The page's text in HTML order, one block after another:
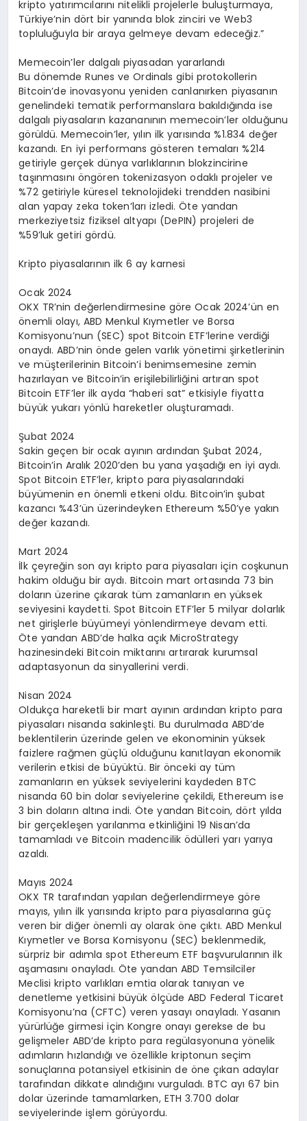
kripto yatırımcılarını nitelikli projelerle buluşturmaya,
Türkiye’nin dört bir yanında blok zinciri ve Web3
topluluğuyla bir araya gelmeye devam edeceğiz.”
Memecoin’ler dalgalı piyasadan yararlandı
Bu dönemde Runes ve Ordinals gibi protokollerin
Bitcoin’de inovasyonu yeniden canlanırken piyasanın
genelindeki tematik performanslara bakıldığında ise
dalgalı piyasaların kazananının memecoin’ler olduğunu
görüldü. Memecoin’ler, yılın ilk yarısında %1.834 değer
kazandı. En iyi performans gösteren temaları %214
getiriyle gerçek dünya varlıklarının blokzincirine
taşınmasını öngören tokenizasyon odaklı projeler ve
%72 getiriyle küresel teknolojideki trendden nasibini
alan yapay zeka token’ları izledi. Öte yandan
merkeziyetsiz fiziksel altyapı (DePIN) projeleri de
%59’luk getiri gördü.
Kripto piyasalarının ilk 6 ay karnesi
Ocak 2024
OKX TR’nin değerlendirmesine göre Ocak 2024’ün en
önemli olayı, ABD Menkul Kıymetler ve Borsa
Komisyonu’nun (SEC) spot Bitcoin ETF’lerine verdiği
onaydı. ABD’nin önde gelen varlık yönetimi şirketlerinin
ve müşterilerinin Bitcoin’i benimsemesine zemin
hazırlayan ve Bitcoin’in erişilebilirliğini artıran spot
Bitcoin ETF’ler ilk ayda “haberi sat” etkisiyle fiyatta
büyük yukarı yönlü hareketler oluşturamadı.
Şubat 2024
Sakin geçen bir ocak ayının ardından Şubat 2024,
Bitcoin’in Aralık 2020’den bu yana yaşadığı en iyi aydı.
Spot Bitcoin ETF’ler, kripto para piyasalarındaki
büyümenin en önemli etkeni oldu. Bitcoin’in şubat
kazancı %43’ün üzerindeyken Ethereum %50’ye yakın
değer kazandı.
Mart 2024
İlk çeyreğin son ayı kripto para piyasaları için coşkunun
hakim olduğu bir aydı. Bitcoin mart ortasında 73 bin
doların üzerine çıkarak tüm zamanların en yüksek
seviyesini kaydetti. Spot Bitcoin ETF’ler 5 milyar dolarlık
net girişlerle büyümeyi yönlendirmeye devam etti.
Öte yandan ABD’de halka açık MicroStrategy
hazinesindeki Bitcoin miktarını artırarak kurumsal
adaptasyonun da sinyallerini verdi.
Nisan 2024
Oldukça hareketli bir mart ayının ardından kripto para
piyasaları nisanda sakinleşti. Bu durulmada ABD’de
beklentilerin üzerinde gelen ve ekonominin yüksek
faizlere rağmen güçlü olduğunu kanıtlayan ekonomik
verilerin etkisi de büyüktü. Bir önceki ay tüm
zamanların en yüksek seviyelerini kaydeden BTC
nisanda 60 bin dolar seviyelerine çekildi, Ethereum ise
3 bin doların altına indi. Öte yandan Bitcoin, dört yılda
bir gerçekleşen yarılanma etkinliğini 19 Nisan’da
tamamladı ve Bitcoin madencilik ödülleri yarı yarıya
azaldı.
Mayıs 2024
OKX TR tarafından yapılan değerlendirmeye göre
mayıs, yılın ilk yarısında kripto para piyasalarına güç
veren bir diğer önemli ay olarak öne çıktı. ABD Menkul
Kıymetler ve Borsa Komisyonu (SEC) beklenmedik,
sürpriz bir adımla spot Ethereum ETF başvurularının ilk
aşamasını onayladı. Öte yandan ABD Temsilciler
Meclisi kripto varlıkları emtia olarak tanıyan ve
denetleme yetkisini büyük ölçüde ABD Federal Ticaret
Komisyonu’na (CFTC) veren yasayı onayladı. Yasanın
yürürlüğe girmesi için Kongre onayı gerekse de bu
gelişmeler ABD’de kripto para regülasyonuna yönelik
adımların hızlandığı ve özellikle kriptonun seçim
sonuçlarına potansiyel etkisinin de öne çıkan adaylar
tarafından dikkate alındığını vurguladı. BTC ayı 67 bin
dolar üzerinde tamamlarken, ETH 3.700 dolar
seviyelerinde işlem görüyordu.